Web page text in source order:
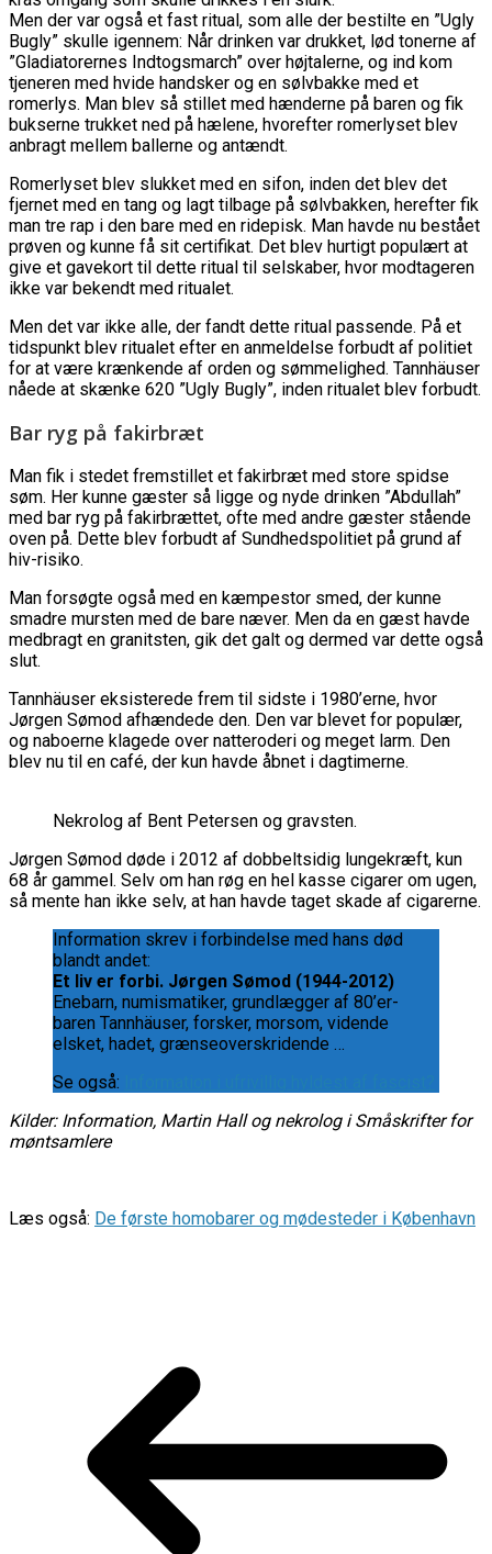
Men der var også et fast ritual, som alle der bestilte en ”Ugly
Bugly” skulle igennem: Når drinken var drukket, lød tonerne af
”Gladiatorernes Indtogsmarch” over højtalerne, og ind kom
tjeneren med hvide handsker og en sølvbakke med et
romerlys. Man blev så stillet med hænderne på baren og fik
bukserne trukket ned på hælene, hvorefter romerlyset blev
anbragt mellem ballerne og antændt.
Romerlyset blev slukket med en sifon, inden det blev det
fjernet med en tang og lagt tilbage på sølvbakken, herefter fik
man tre rap i den bare med en ridepisk. Man havde nu bestået
prøven og kunne få sit certifikat. Det blev hurtigt populært at
give et gavekort til dette ritual til selskaber, hvor modtageren
ikke var bekendt med ritualet.
Men det var ikke alle, der fandt dette ritual passende. På et
tidspunkt blev ritualet efter en anmeldelse forbudt af politiet
for at være krænkende af orden og sømmelighed. Tannhäuser
nåede at skænke 620 ”Ugly Bugly”, inden ritualet blev forbudt.
Bar ryg på fakirbræt
Man fik i stedet fremstillet et fakirbræt med store spidse
søm. Her kunne gæster så ligge og nyde drinken ”Abdullah”
med bar ryg på fakirbrættet, ofte med andre gæster stående
oven på. Dette blev forbudt af Sundhedspolitiet på grund af
hiv-risiko.
Man forsøgte også med en kæmpestor smed, der kunne
smadre mursten med de bare næver. Men da en gæst havde
medbragt en granitsten, gik det galt og dermed var dette også
slut.
Tannhäuser eksisterede frem til sidste i 1980’erne, hvor
Jørgen Sømod afhændede den. Den var blevet for populær,
og naboerne klagede over natteroderi og meget larm. Den
blev nu til en café, der kun havde åbnet i dagtimerne.
Nekrolog af Bent Petersen og gravsten.
Jørgen Sømod døde i 2012 af dobbeltsidig lungekræft, kun
68 år gammel. Selv om han røg en hel kasse cigarer om ugen,
så mente han ikke selv, at han havde taget skade af cigarerne.
Information skrev i forbindelse med hans død
blandt andet:
Et liv er forbi. Jørgen Sømod (1944-2012)
Enebarn, numismatiker, grundlægger af 80’er-
baren Tannhäuser, forsker, morsom, vidende
elsket, hadet, grænseoverskridende …
Se også:
Kilder: Information, Martin Hall og nekrolog i Småskrifter for
møntsamlere
Læs også: De første homobarer og mødesteder i København